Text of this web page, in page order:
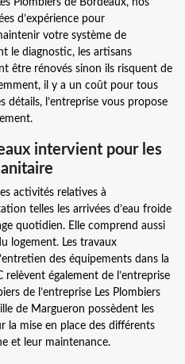
d’expérience pour
votre système de
le diagnostic, les artisans
être rénovés sinon ils risquent de
il y a un coût pour tous
détails, l’entreprise vous propose
intervient pour les
activités relatives à
telles les arrivées d’eau froide
quotidien. Elle comprend aussi
logement. Les travaux
des équipements dans la
relèvent également de l’entreprise
de l’entreprise Les Plombiers
de Margueron possèdent les
la mise en place des différents
et leur maintenance.